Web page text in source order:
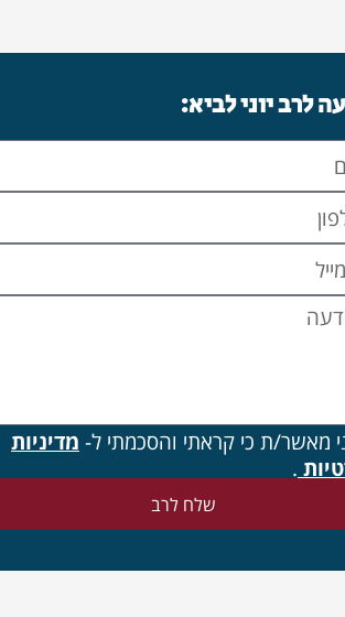
לרב יוני לביא:
מאשר/ת כי קראתי והסכמתי ל-מדיניות
.
שלח לרב